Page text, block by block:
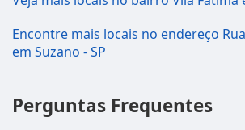
Encontre mais locais no endereço
em Suzano - SP
Perguntas Frequentes